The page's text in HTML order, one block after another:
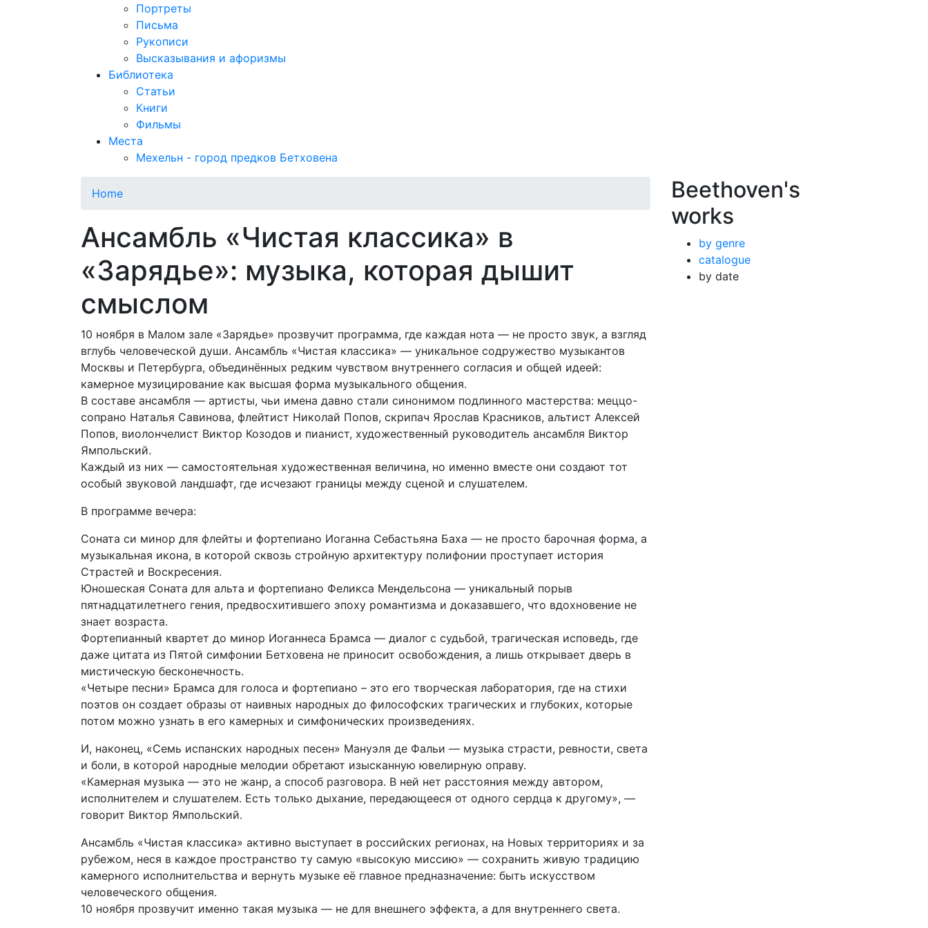
Портреты
Письма
Рукописи
Высказывания и афоризмы
Библиотека
Статьи
Книги
Фильмы
Места
Мехельн - город предков Бетховена
Home
Ансамбль «Чистая классика» в
«Зарядье»: музыка, которая дышит
смыслом
10 ноября в Малом зале «Зарядье» прозвучит программа, где каждая нота — не просто звук, а взгляд
вглубь человеческой души. Ансамбль «Чистая классика» — уникальное содружество музыкантов
Москвы и Петербурга, объединённых редким чувством внутреннего согласия и общей идеей:
камерное музицирование как высшая форма музыкального общения.
В составе ансамбля — артисты, чьи имена давно стали синонимом подлинного мастерства: меццо-
сопрано Наталья Савинова, флейтист Николай Попов, скрипач Ярослав Красников, альтист Алексей
Попов, виолончелист Виктор Козодов и пианист, художественный руководитель ансамбля Виктор
Ямпольский.
Каждый из них — самостоятельная художественная величина, но именно вместе они создают тот
особый звуковой ландшафт, где исчезают границы между сценой и слушателем.
В программе вечера:
Соната си минор для флейты и фортепиано Иоганна Себастьяна Баха — не просто барочная форма, а
музыкальная икона, в которой сквозь стройную архитектуру полифонии проступает история
Страстей и Воскресения.
Юношеская Соната для альта и фортепиано Феликса Мендельсона — уникальный порыв
пятнадцатилетнего гения, предвосхитившего эпоху романтизма и доказавшего, что вдохновение не
знает возраста.
Фортепианный квартет до минор Иоганнеса Брамса — диалог с судьбой, трагическая исповедь, где
даже цитата из Пятой симфонии Бетховена не приносит освобождения, а лишь открывает дверь в
мистическую бесконечность.
«Четыре песни» Брамса для голоса и фортепиано – это его творческая лаборатория, где на стихи
поэтов он создает образы от наивных народных до философских трагических и глубоких, которые
потом можно узнать в его камерных и симфонических произведениях.
И, наконец, «Семь испанских народных песен» Мануэля де Фальи — музыка страсти, ревности, света
и боли, в которой народные мелодии обретают изысканную ювелирную оправу.
«Камерная музыка — это не жанр, а способ разговора. В ней нет расстояния между автором,
исполнителем и слушателем. Есть только дыхание, передающееся от одного сердца к другому», —
говорит Виктор Ямпольский.
Ансамбль «Чистая классика» активно выступает в российских регионах, на Новых территориях и за
рубежом, неся в каждое пространство ту самую «высокую миссию» — сохранить живую традицию
камерного исполнительства и вернуть музыке её главное предназначение: быть искусством
человеческого общения.
10 ноября прозвучит именно такая музыка — не для внешнего эффекта, а для внутреннего света.
Beethoven's
works
by genre
catalogue
by date